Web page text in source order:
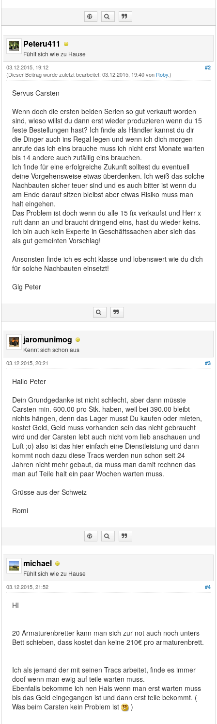
Peteru411
Fühlt sich wie zu Hause
#2
03.12.2015, 19:12
(Dieser Beitrag wurde zuletzt bearbeitet: 03.12.2015, 19:40 von Roby.)
Servus Carsten
Wenn doch die ersten beiden Serien so gut verkauft worden
sind, wieso willst du dann erst wieder produzieren wenn du 15
feste Bestellungen hast? Ich finde als Händler kannst du dir
die Dinger auch ins Regal legen und wenn ich dich morgen
anrufe das ich eins brauche muss ich nicht erst Monate warten
bis 14 andere auch zufällig eins brauchen.
Ich finde für eine erfolgreiche Zukunft solltest du eventuell
deine Vorgehensweise etwas überdenken. Ich weiß das solche
Nachbauten sicher teuer sind und es auch bitter ist wenn du
am Ende darauf sitzen bleibst aber etwas Risiko muss man
halt eingehen.
Das Problem ist doch wenn du alle 15 fix verkaufst und Herr x
ruft dann an und braucht dringend eins, hast du wieder keins.
Ich bin auch kein Experte in Geschäftssachen aber sieh das
als gut gemeinten Vorschlag!
Ansonsten finde ich es echt klasse und lobenswert wie du dich
für solche Nachbauten einsetzt!
Glg Peter
jaromunimog
Kennt sich schon aus
#3
03.12.2015, 20:21
Hallo Peter
Dein Grundgedanke ist nicht schlecht, aber dann müsste
Carsten min. 600.00 pro Stk. haben, weil bei 390.00 bleibt
nichts hängen, denn das Lager musst Du kaufen oder mieten,
kostet Geld, Geld muss vorhanden sein das nicht gebraucht
wird und der Carsten lebt auch nicht vom lieb anschauen und
Luft ;o) also ist das hier einfach eine Dienstleistung und dann
kommt noch dazu diese Tracs werden nun schon seit 24
Jahren nicht mehr gebaut, da muss man damit rechnen das
man auf Teile halt ein paar Wochen warten muss.
Grüsse aus der Schweiz
Romi
michael
Fühlt sich wie zu Hause
#4
03.12.2015, 21:52
HI
20 Armaturenbretter kann man sich zur not auch noch unters
Bett schieben, dass kostet dan keine 210€ pro armaturenbrett.
Ich als jemand der mit seinen Tracs arbeitet, finde es immer
doof wenn man ewig auf teile warten muss.
Ebenfalls bekomme ich nen Hals wenn man erst warten muss
bis das Geld eingegangen ist und dann erst teile bekommt. (
Was beim Carsten kein Problem ist
)